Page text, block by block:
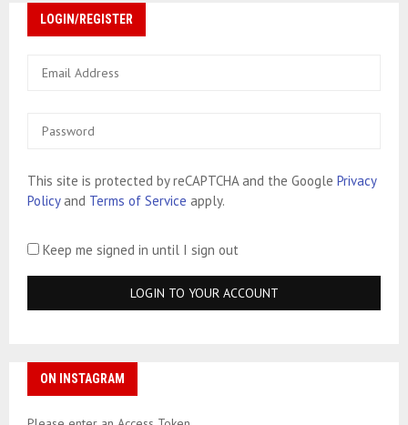
LOGIN/REGISTER
This site is protected by reCAPTCHA and the Google Privacy
Policyand Terms of Service apply.
Keep me signed in until I sign out
ON INSTAGRAM